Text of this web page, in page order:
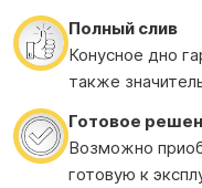
Полный слив
Конусное дно
также
Готовое
Возможно
готовую к